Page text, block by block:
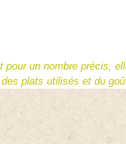
un nombre précis,
plats utilisés et du